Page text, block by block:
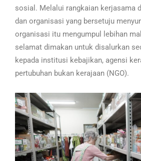
sosial. Melalui rangkaian kerjasama
dan organisasi yang bersetuju
organisasi itu mengumpul lebihan
selamat dimakan untuk disalurkan
kepada institusi kebajikan, agensi
pertubuhan bukan kerajaan (NGO).